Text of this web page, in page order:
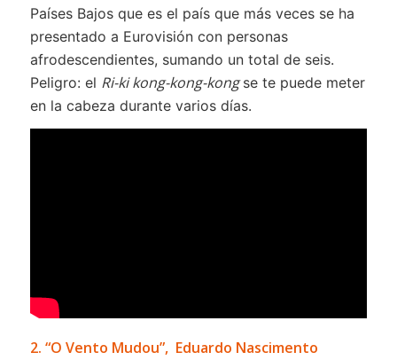
Países Bajos que es el país que más veces se ha
presentado a Eurovisión con personas
afrodescendientes, sumando un total de seis.
Peligro: el Ri-ki kong-kong-kong se te puede meter
en la cabeza durante varios días.
2. “O Vento Mudou”, Eduardo Nascimento